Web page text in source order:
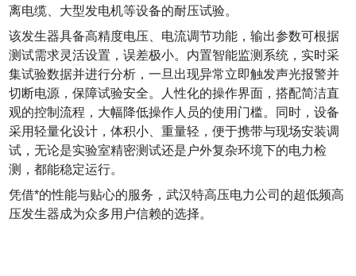
离电缆、大型发电机等设备的耐压试验。
该发生器具备高精度电压、电流调节功能，输出参数可根据
测试需求灵活设置，误差极小。内置智能监测系统，实时采
集试验数据并进行分析，一旦出现异常立即触发声光报警并
切断电源，保障试验安全。人性化的操作界面，搭配简洁直
观的控制流程，大幅降低操作人员的使用门槛。同时，设备
采用轻量化设计，体积小、重量轻，便于携带与现场安装调
试，无论是实验室精密测试还是户外复杂环境下的电力检
测，都能稳定运行。
凭借*的性能与贴心的服务，武汉特高压电力公司的超低频高
压发生器成为众多用户信赖的选择。